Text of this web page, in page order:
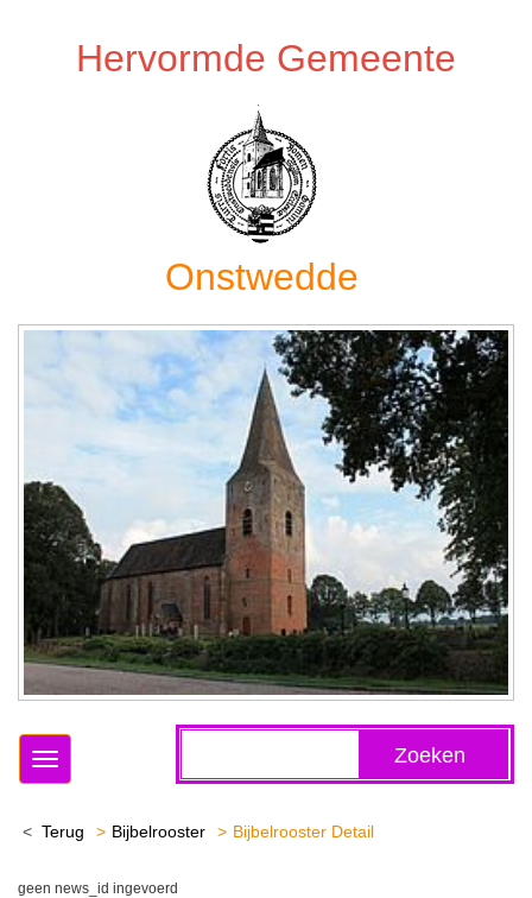
Hervormde Gemeente
Onstwedde
Zoeken
Toggle
Terug Bijbelrooster Bijbelrooster Detail
geen news_id ingevoerd